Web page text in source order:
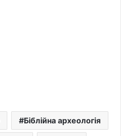
Біблійна археологія